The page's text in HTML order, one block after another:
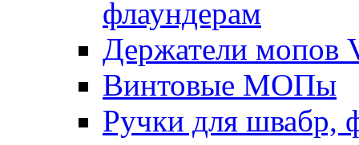
флаундерам
Держатели мопов
Винтовые МОПы
Ручки для швабр,